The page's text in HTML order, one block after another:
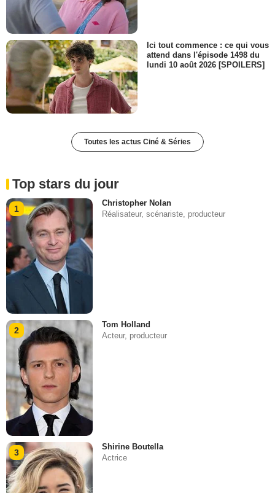
Ici tout commence : ce qui vous
attend dans l'épisode 1498 du
lundi 10 août 2026 [SPOILERS]
Toutes les actus Ciné & Séries
Top stars du jour
1
Christopher Nolan
Réalisateur, scénariste, producteur
2
Tom Holland
Acteur, producteur
3
Shirine Boutella
Actrice